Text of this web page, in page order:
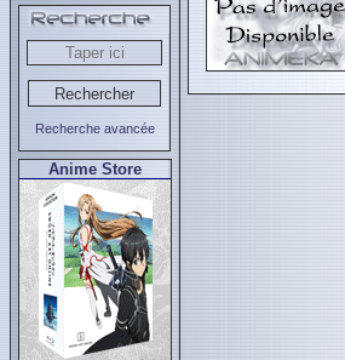
Recherche avancée
Anime Store